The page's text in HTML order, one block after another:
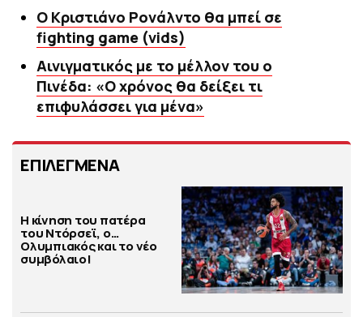
Ο Κριστιάνο Ρονάλντο θα μπεί σε
fighting game (vids)
Αινιγματικός με το μέλλον του ο
Πινέδα: «Ο χρόνος θα δείξει τι
επιφυλάσσει για μένα»
ΕΠΙΛΕΓΜΕΝΑ
Η κίνηση του πατέρα
του Ντόρσεϊ, ο…
Ολυμπιακός και το νέο
συμβόλαιο!